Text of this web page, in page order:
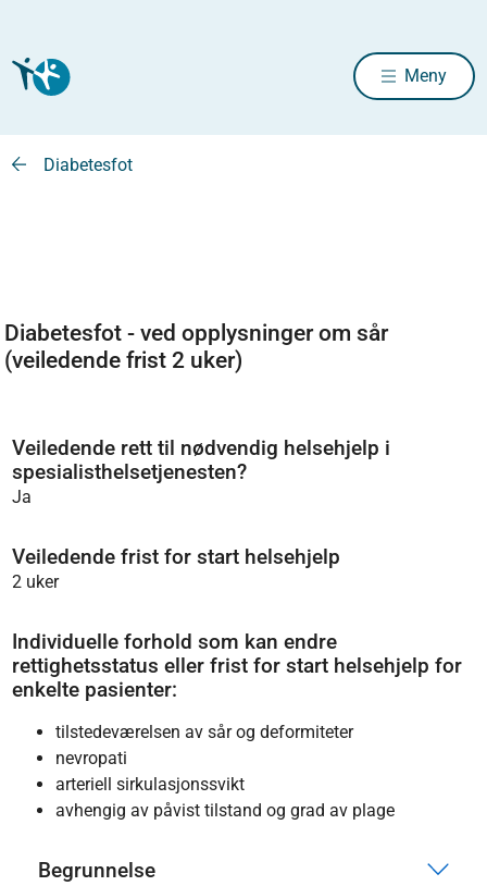
Meny
Diabetesfot
Diabetesfot - ved opplysninger om sår
(veiledende frist 2 uker)
Veiledende rett til nødvendig helsehjelp i
spesialisthelsetjenesten?
Ja
Veiledende frist for start helsehjelp
2 uker
Individuelle forhold som kan endre
rettighetsstatus eller frist for start helsehjelp for
enkelte pasienter:
tilstedeværelsen av sår og deformiteter
nevropati
arteriell sirkulasjonssvikt
avhengig av påvist tilstand og grad av plage
Begrunnelse